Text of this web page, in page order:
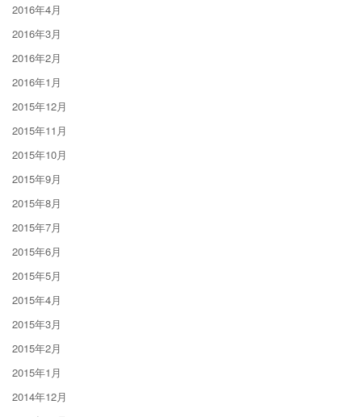
2016年4月
2016年3月
2016年2月
2016年1月
2015年12月
2015年11月
2015年10月
2015年9月
2015年8月
2015年7月
2015年6月
2015年5月
2015年4月
2015年3月
2015年2月
2015年1月
2014年12月